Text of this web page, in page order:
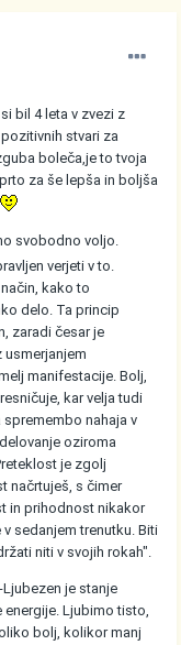
bil 4 leta v zvezi z
stvari za
boleča,je to tvoja
za še lepša in boljša
svobodno voljo.
verjeti v to.
kako to
delo. Ta princip
zaradi česar je
manifestacije. Bolj,
kar velja tudi
nahaja v
oziroma
je zgolj
načrtuješ, s čimer
in prihodnost nikakor
sedanjem trenutku. Biti
niti v svojih rokah".
je stanje
Ljubimo tisto,
bolj, kolikor manj